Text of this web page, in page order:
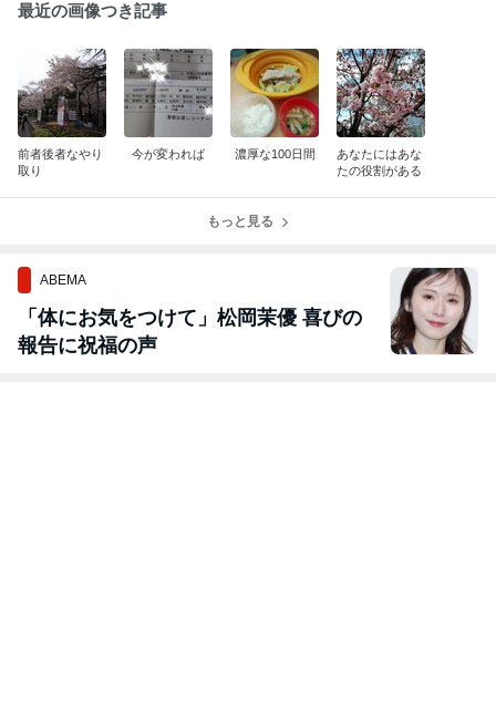
最近の画像つき記事
前者後者なやり
取り
今が変われば 濃厚な100日間
あなたにはあな
たの役割がある
もっと見る
ABEMA
「体にお気をつけて」松岡茉優 喜びの
報告に祝福の声